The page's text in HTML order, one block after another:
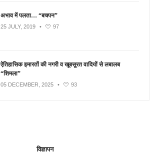
अभाव में पलता… “बचपन”
25 JULY, 2019 • 97
ऐतिहासिक इमारतों की नगरी व खूबसूरत वादियों से लबालब
“शिमला”
05 DECEMBER, 2025 • 93
विज्ञापन